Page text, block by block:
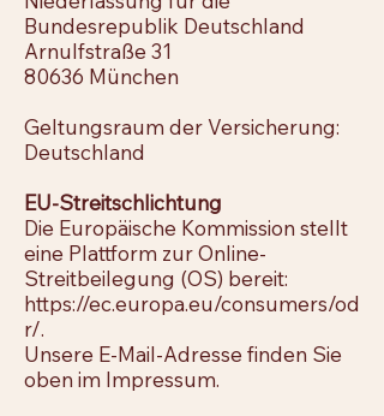
Bundesrepublik Deutschland
Arnulfstraße 31
80636 München
Geltungsraum der Versicherung:
Deutschland
EU-Streitschlichtung
Die Europäische Kommission stellt
eine Plattform zur Online-
Streitbeilegung (OS) bereit:
https://ec.europa.eu/consumers/od
r/.
Unsere E-Mail-Adresse finden Sie
oben im Impressum.